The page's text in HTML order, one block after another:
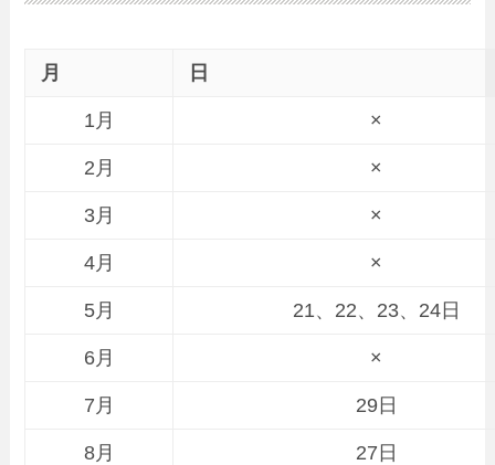
月 日
1月 ×
2月 ×
3月 ×
4月 ×
5月 21、22、23、24日
6月 ×
7月 29日
8月 27日